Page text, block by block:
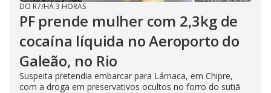
DO R7/HÁ 3 HORAS
PF prende mulher com 2,3kg de
cocaína líquida no Aeroporto do
Galeão, no Rio
Suspeita pretendia embarcar para Lárnaca, em Chipre,
com a droga em preservativos ocultos no forro do sutiã